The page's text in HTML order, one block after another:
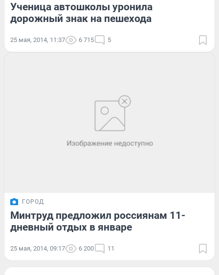
Ученица автошколы уронила
дорожный знак на пешехода
25 мая, 2014, 11:37 6 715 5
ГОРОД
Минтруд предложил россиянам 11-
дневный отдых в январе
25 мая, 2014, 09:17 6 200 11